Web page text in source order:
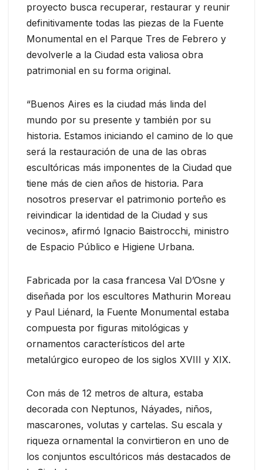
proyecto busca recuperar, restaurar y reunir
definitivamente todas las piezas de la Fuente
Monumental en el Parque Tres de Febrero y
devolverle a la Ciudad esta valiosa obra
patrimonial en su forma original.
“Buenos Aires es la ciudad más linda del
mundo por su presente y también por su
historia. Estamos iniciando el camino de lo que
será la restauración de una de las obras
escultóricas más imponentes de la Ciudad que
tiene más de cien años de historia. Para
nosotros preservar el patrimonio porteño es
reivindicar la identidad de la Ciudad y sus
vecinos», afirmó Ignacio Baistrocchi, ministro
de Espacio Público e Higiene Urbana.
Fabricada por la casa francesa Val D’Osne y
diseñada por los escultores Mathurin Moreau
y Paul Liénard, la Fuente Monumental estaba
compuesta por figuras mitológicas y
ornamentos característicos del arte
metalúrgico europeo de los siglos XVIII y XIX.
Con más de 12 metros de altura, estaba
decorada con Neptunos, Náyades, niños,
mascarones, volutas y cartelas. Su escala y
riqueza ornamental la convirtieron en uno de
los conjuntos escultóricos más destacados de